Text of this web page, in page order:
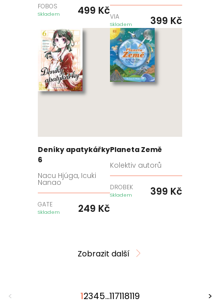
FOBOS
Skladem 499 KčVIA
Skladem 399 Kč
Deníky apatykářky
6
Nacu Hjúga, Icuki
Nanao
GATE
Skladem 249 Kč
Planeta Země
Kolektiv autorů
DROBEK
Skladem 399 Kč
Zobrazit další
< 12345...117118119 >